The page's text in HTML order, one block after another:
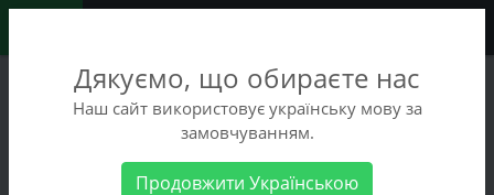
+38 (068) 486-90-09
+38 (093) 486-90-09
Дякуємо, що обираєте нас
Наш сайт використовує українську мову за
замовчуванням.
Продовжити Українською